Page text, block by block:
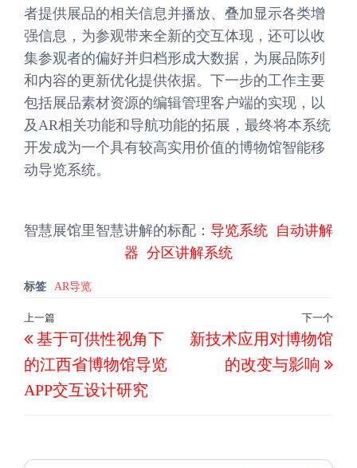
者提供展品的相关信息并播放、叠加显示各类增
强信息，为参观带来全新的交互体现，还可以收
集参观者的偏好并归档形成大数据，为展品陈列
和内容的更新优化提供依据。下一步的工作主要
包括展品素材资源的编辑管理客户端的实现，以
及AR相关功能和导航功能的拓展，最终将本系统
开发成为一个具有较高实用价值的博物馆智能移
动导览系统。
智慧展馆里智慧讲解的标配： 导览系统 自动讲解
器 分区讲解系统
标签 AR导览
文
章
导
航
上
一
篇
文
上一篇
基于可供性视角下
的江西省博物馆导览
APP交互设计研究
下
下一个
新技术应用对博物馆
的改变与影响